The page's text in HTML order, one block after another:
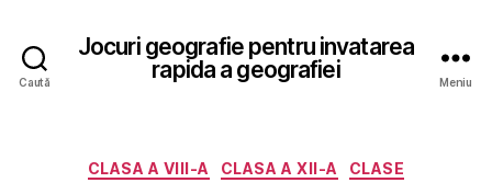
Caută
Jocuri geografie pentru invatarea
rapida a geografiei
Meniu
Categorii
CLASA A VIII-A CLASA A XII-A CLASE